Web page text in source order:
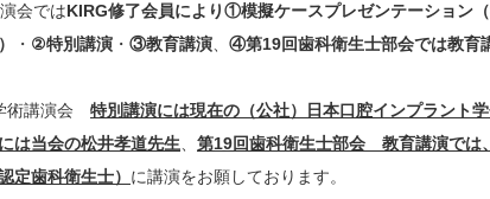
会ではKIRG修了会員により①模擬ケースプレゼンテーション
・ ②特別講演 ・ ③教育講演 ④第19回歯科衛生士部会では教育
術講演会 特別講演には現在の（公社）日本口腔インプラント
は当会の松井孝道先生
第19回歯科衛生士部会 教育講演では
定歯科衛生士） に講演をお願しております。